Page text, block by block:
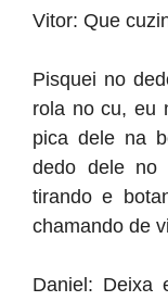
Vitor: Que
Pisquei no
rola no cu, eu
pica dele na
dedo dele no
tirando e
chamando de
Daniel: Deixa